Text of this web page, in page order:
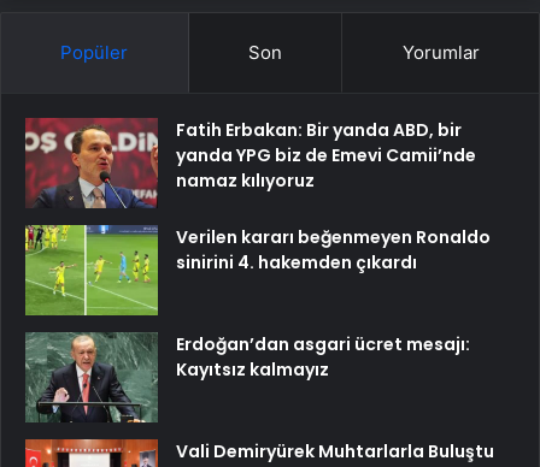
Popüler Son Yorumlar
Fatih Erbakan: Bir yanda ABD, bir
yanda YPG biz de Emevi Camii’nde
namaz kılıyoruz
Verilen kararı beğenmeyen Ronaldo
sinirini 4. hakemden çıkardı
Erdoğan’dan asgari ücret mesajı:
Kayıtsız kalmayız
Vali Demiryürek Muhtarlarla Buluştu